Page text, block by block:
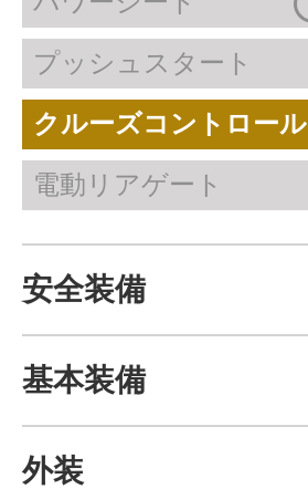
プッシュスタート
クルーズコントロール
電動リアゲート
安全装備
基本装備
外装